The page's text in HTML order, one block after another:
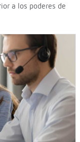
a los poderes de